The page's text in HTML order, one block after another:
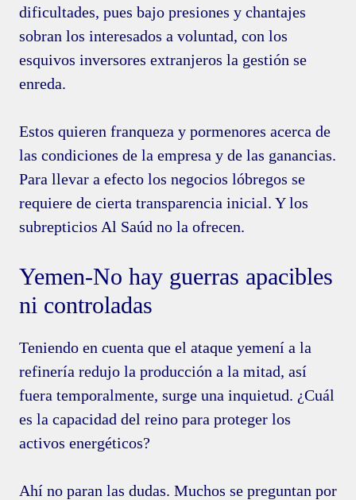
dificultades, pues bajo presiones y chantajes
sobran los interesados a voluntad, con los
esquivos inversores extranjeros la gestión se
enreda.
Estos quieren franqueza y pormenores acerca de
las condiciones de la empresa y de las ganancias.
Para llevar a efecto los negocios lóbregos se
requiere de cierta transparencia inicial. Y los
subrepticios Al Saúd no la ofrecen.
Yemen-No hay guerras apacibles
ni controladas
Teniendo en cuenta que el ataque yemení a la
refinería redujo la producción a la mitad, así
fuera temporalmente, surge una inquietud. ¿Cuál
es la capacidad del reino para proteger los
activos energéticos?
Ahí no paran las dudas. Muchos se preguntan por